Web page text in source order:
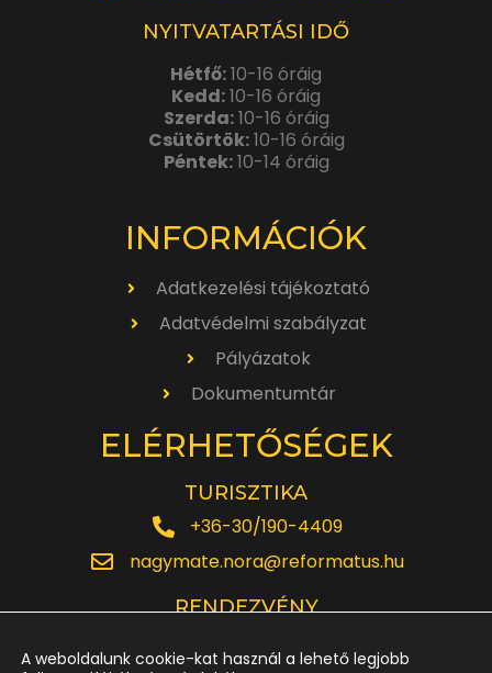
NYITVATARTÁSI IDŐ
Hétfő:10-16 óráig
Kedd:10-16 óráig
Szerda:10-16 óráig
Csütörtök:10-16 óráig
Péntek:10-14 óráig
INFORMÁCIÓK
Adatkezelési tájékoztató
Adatvédelmi szabályzat
Pályázatok
Dokumentumtár
ELÉRHETŐSÉGEK
TURISZTIKA
+36-30/190-4409
nagymate.nora@reformatus.hu
RENDEZVÉNY
A weboldalunk cookie-kat használ a lehető legjobb